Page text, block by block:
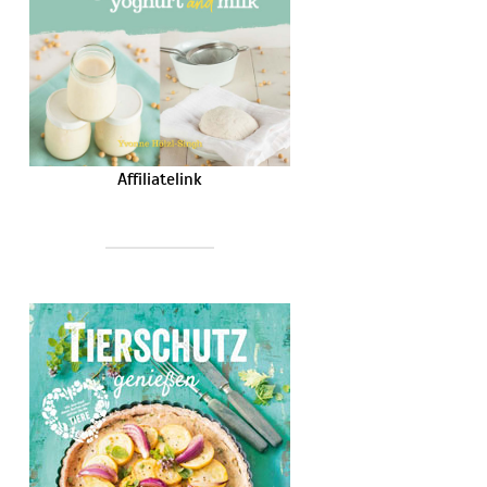
Affiliatelink